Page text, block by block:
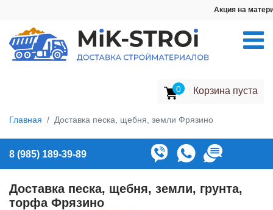
Акция на материалы: Щебень от
0 Корзина пуста
Главная Доставка песка, щебня, земли Фрязино
8 (985) 189-39-89
Доставка песка, щебня, земли, грунта,
торфа Фрязино